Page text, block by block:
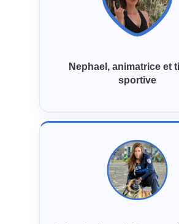
Nephael, animatrice et
sportive